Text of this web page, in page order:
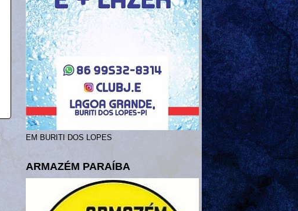
EM BURITI DOS LOPES
ARMAZÉM PARAÍBA